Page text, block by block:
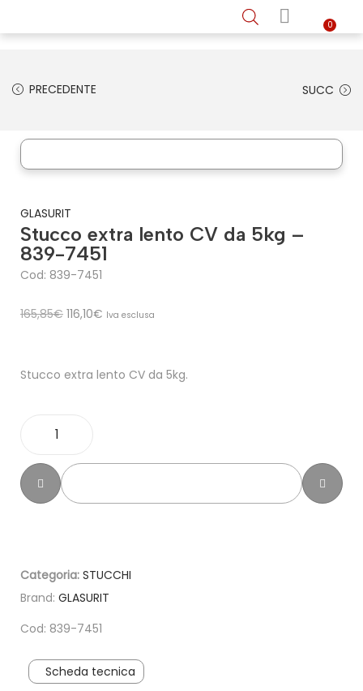
0
PRECEDENTE SUCC
GLASURIT
Stucco extra lento CV da 5kg –
839-7451
Cod: 839-7451
165,85€ 116,10€ Iva esclusa
Stucco extra lento CV da 5kg.
Categoria: STUCCHI
Brand: GLASURIT
Cod: 839-7451
Scheda tecnica